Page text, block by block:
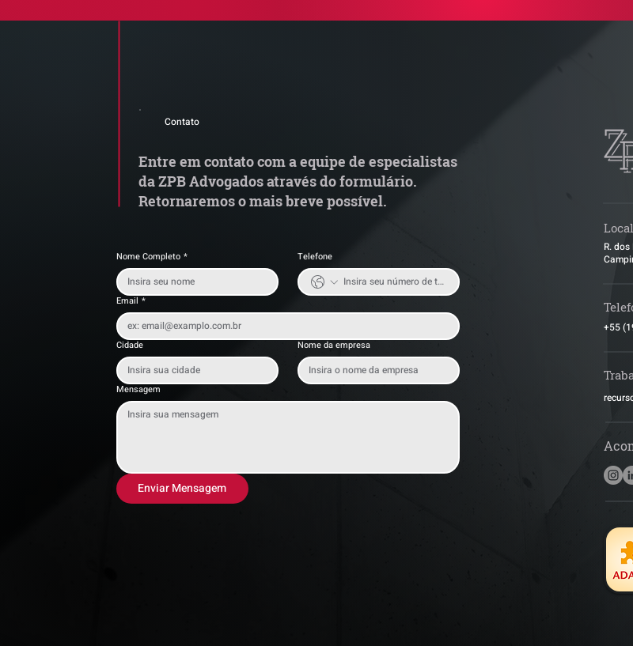
Alerta de Tentativa de
Contato
Entre em contato com a equipe de especialistas
da ZPB Advogados através do formulário.
Retornaremos o mais breve possível.
Nome Completo * Telefone
Email *
Cidade Nome da empresa
Mensagem
Enviar Mensagem
R.
+55